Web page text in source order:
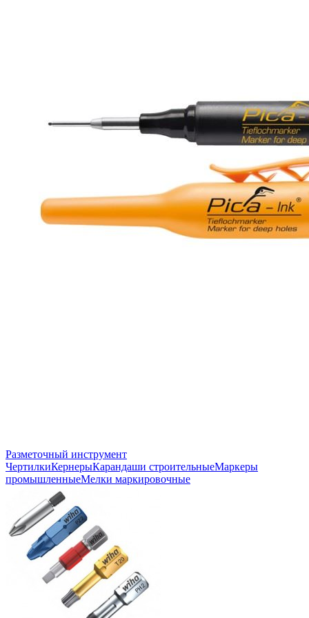
Разметочный инструмент
ЧертилкиКернерыКарандаши строительныеМаркеры
промышленныеМелки маркировочные